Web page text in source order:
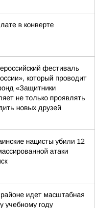
в конверте
фестиваль
который проводит
«Защитники
не только проявлять
новых друзей
нацисты убили 12
атаки
идет масштабная
учебному году